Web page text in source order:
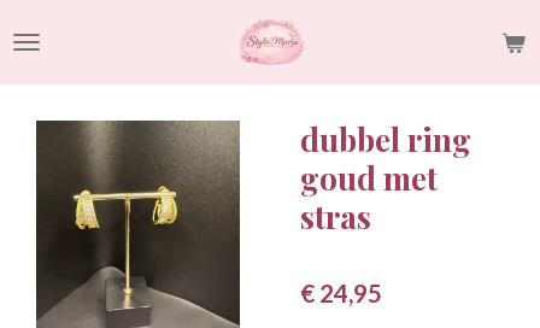
direct
naar
hoofdinhoud
dubbel ring
goud met
stras
€ 24,95